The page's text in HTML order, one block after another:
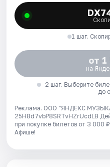
1 шаг.
от
на
2 шаг. Выберите
до
Реклама. ООО "ЯНДЕКС
25H8d7vbP8SRTvHZrUcdLB
при покупке билетов от 3 000
Афише!